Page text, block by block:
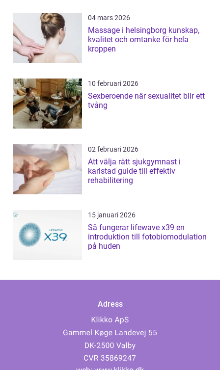
04 mars 2026
Massage i helsingborg kunskap,
kvalitet och omtanke för hela
kroppen
10 februari 2026
Sexberoende när sexualitet blir ett
tvång
02 februari 2026
Att välja rätt sjukgymnast i
karlstad guide till effektiv
rehabilitering
15 januari 2026
Så fungerar lifewave x39 en
introduktion till fotobiomodulation
på huden
Adress